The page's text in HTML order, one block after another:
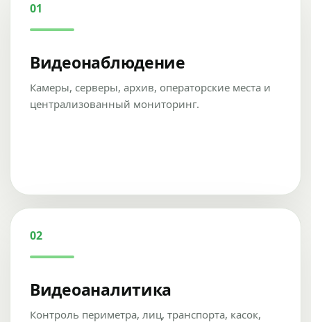
01
Видеонаблюдение
Камеры, серверы, архив, операторские места и
централизованный мониторинг.
02
Видеоаналитика
Контроль периметра, лиц, транспорта, касок,